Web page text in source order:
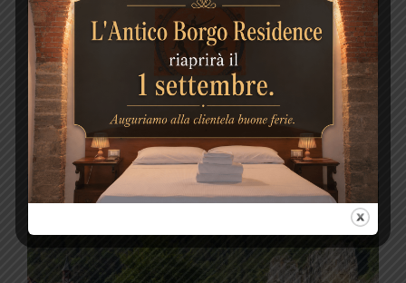
LA VALLE IMAGNA
SCOPRI DI PIÙ!